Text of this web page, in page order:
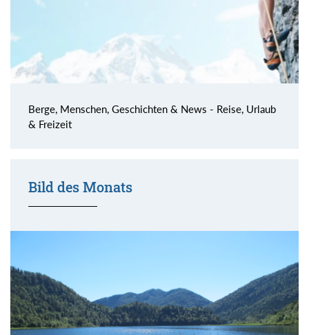
Berge, Menschen, Geschichten & News - Reise, Urlaub
& Freizeit
Bild des Monats